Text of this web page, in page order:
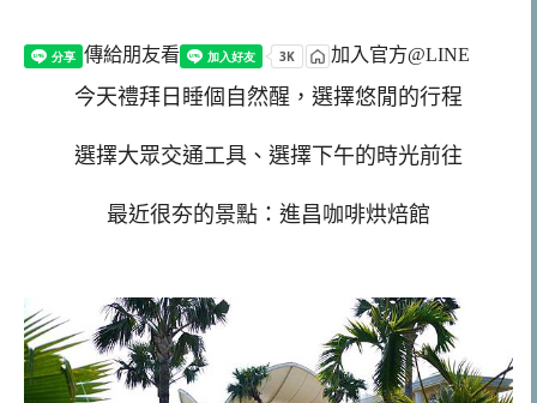
傳給朋友看 加入官方@LINE
今天禮拜日睡個自然醒，選擇悠閒的行程
選擇大眾交通工具、選擇下午的時光前往
最近很夯的景點：進昌咖啡烘焙館